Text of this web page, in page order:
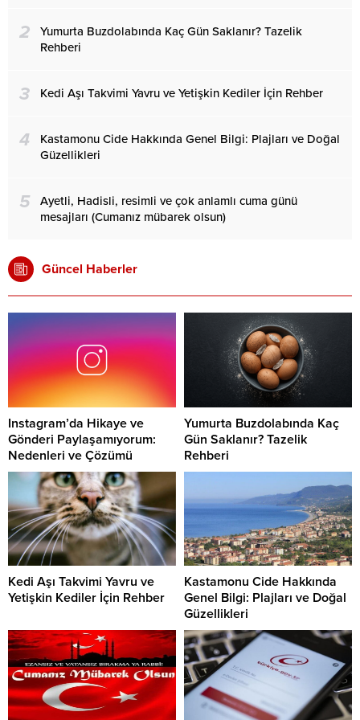
2
Yumurta Buzdolabında Kaç Gün Saklanır? Tazelik
Rehberi
3 Kedi Aşı Takvimi Yavru ve Yetişkin Kediler İçin Rehber
4
Kastamonu Cide Hakkında Genel Bilgi: Plajları ve Doğal
Güzellikleri
5
Ayetli, Hadisli, resimli ve çok anlamlı cuma günü
mesajları (Cumanız mübarek olsun)
Güncel Haberler
Instagram’da Hikaye ve
Gönderi Paylaşamıyorum:
Nedenleri ve Çözümü
Yumurta Buzdolabında Kaç
Gün Saklanır? Tazelik
Rehberi
Kedi Aşı Takvimi Yavru ve
Yetişkin Kediler İçin Rehber
Kastamonu Cide Hakkında
Genel Bilgi: Plajları ve Doğal
Güzellikleri